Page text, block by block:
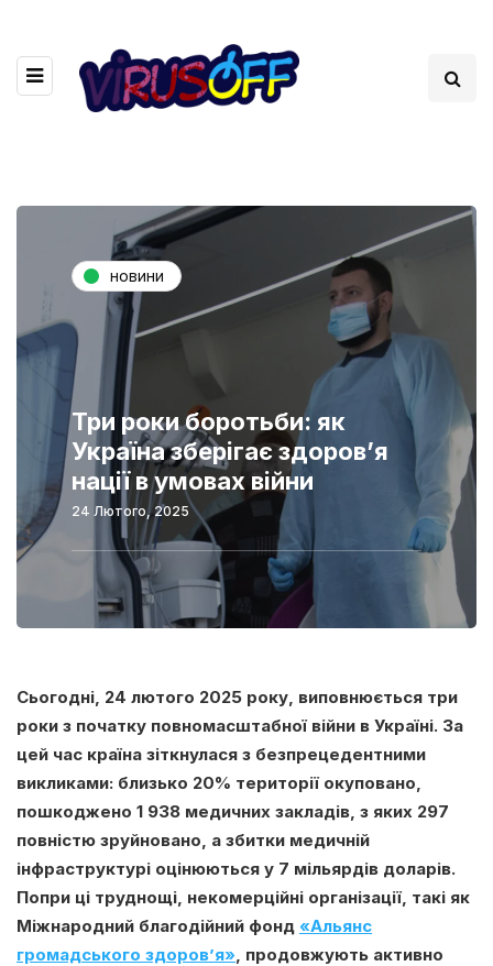
новини
Три роки боротьби: як
Україна зберігає здоров’я
нації в умовах війни
24 Лютого, 2025
Сьогодні, 24 лютого 2025 року, виповнюється три
роки з початку повномасштабної війни в Україні. За
цей час країна зіткнулася з безпрецедентними
викликами: близько 20% території окуповано,
пошкоджено 1 938 медичних закладів, з яких 297
повністю зруйновано, а збитки медичній
інфраструктурі оцінюються у 7 мільярдів доларів.
Попри ці труднощі, некомерційні організації, такі як
Міжнародний благодійний фонд «Альянс
громадського здоров’я» , продовжують активно